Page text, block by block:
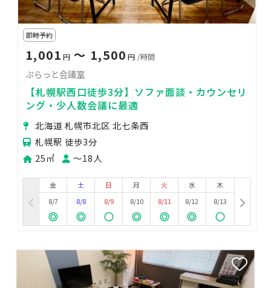
即時予約
1,001 円〜 1,500 円 /時間
ぷらっと会議室
【札幌駅西口徒歩3分】ソファ面談・カウンセリ
ング・少人数会議に最適
北海道 札幌市北区 北七条西
札幌駅 徒歩3分
25㎡
〜18人
金
8/7
土
8/8
日
8/9
月
8/10
火
8/11
水
8/12
木
8/13